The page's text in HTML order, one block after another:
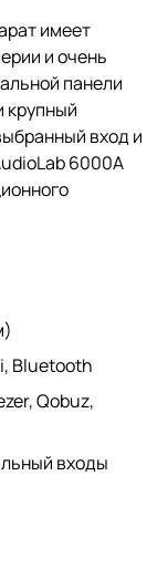
имеет
и очень
панели
крупный
вход и
6000A
Bluetooth
Qobuz,
входы